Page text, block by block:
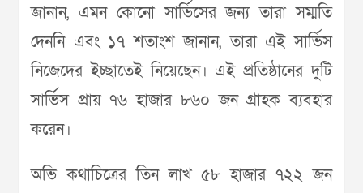
জানান, এমন কোনো সার্ভিসের জন্য তারা সম্মতি
দেননি এবং ১৭ শতাংশ জানান, তারা এই সার্ভিস
নিজেদের ইচ্ছাতেই নিয়েছেন। এই প্রতিষ্ঠানের দুটি
সার্ভিস প্রায় ৭৬ হাজার ৮৬০ জন গ্রাহক ব্যবহার
করেন।
অভি কথাচিত্রের তিন লাখ ৫৮ হাজার ৭২২ জন